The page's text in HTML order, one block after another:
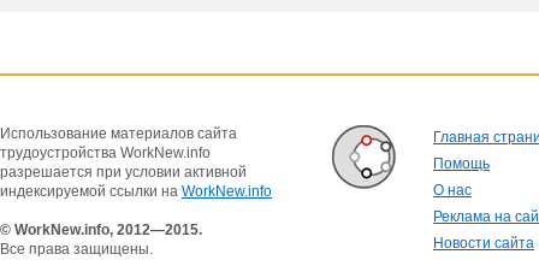
Использование материалов сайта
трудоустройства WorkNew.info
разрешается при условии активной
индексируемой ссылки на WorkNew.info
© WorkNew.info, 2012—2015.
Все права защищены.
Главная
Помощь
О нас
Реклама на
Новости сайта